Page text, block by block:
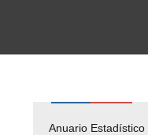
Anuario Estadístico